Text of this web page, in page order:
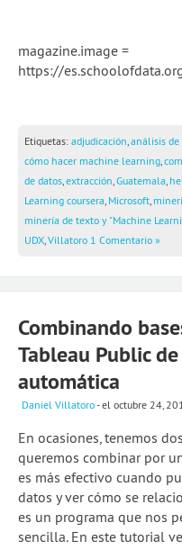
magazine.image =
https://
Etiquetas: adjudicación análisis
cómo hacer machine learning
de datos extracción Guatemala
Learning coursera Microsoft
minería de texto y "Machine
UDX Villatoro 1 Comentario »
Combinando
Tableau Public
automática
Daniel Villatoro- el octubre 24,
En ocasiones, tenemos
queremos combinar por
es más efectivo cuando
datos y ver cómo se
es un programa que nos
sencilla. En este tutorial